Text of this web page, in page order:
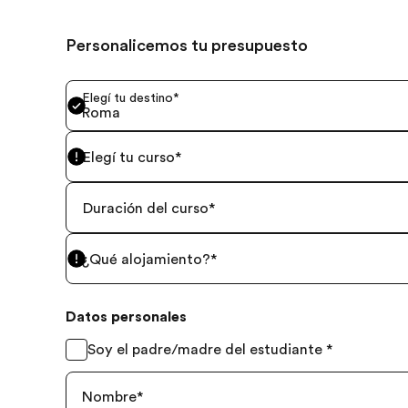
Personalicemos tu presupuesto
Elegí tu destino*
Roma
Elegí tu curso*
Duración del curso*
¿Qué alojamiento?*
Datos personales
Soy el padre/madre del estudiante *
Nombre*